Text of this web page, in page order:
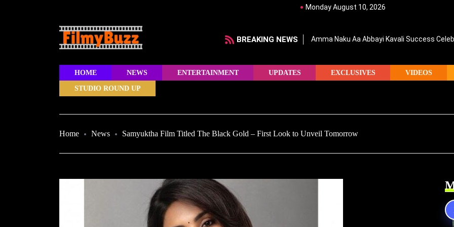
Monday August 10, 2026
BREAKING NEWS Amma Naku Aa Abbayi Kavali Success
HOME NEWS ENTERTAINMENT UPDATES EXCLUSIVES VIDEOS
STUDIO ROUND UP
Home News Samyuktha Film Titled The Black Gold – First Look to Unveil Tomorrow